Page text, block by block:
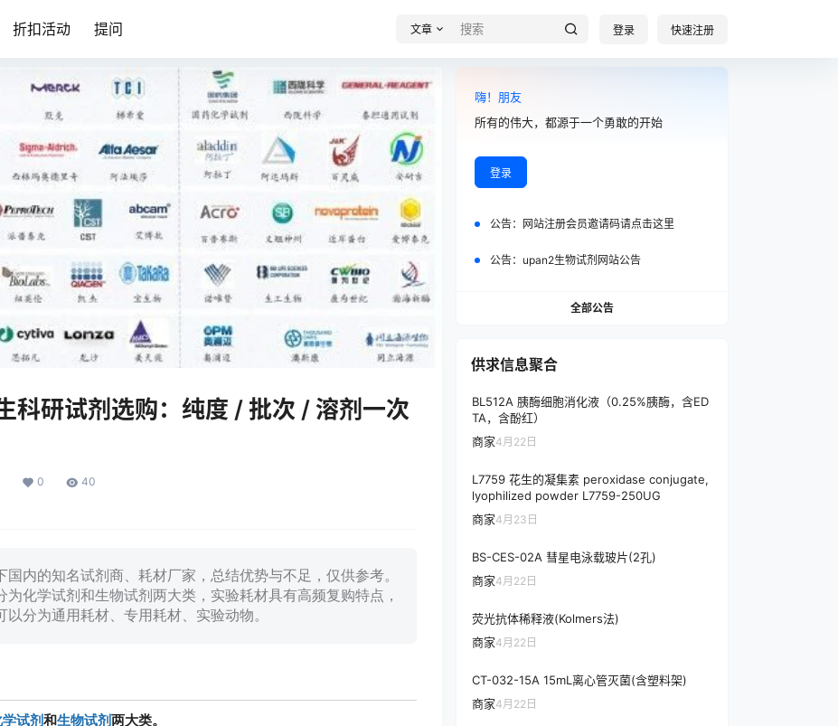
折扣活动 提问 文章 登录 快速注册
科研试剂选购：纯度 / 批次 / 溶剂一次
0 40
内的知名试剂商、耗材厂家，总结优势与不足，仅供参考。
化学试剂和生物试剂两大类，实验耗材具有高频复购特点，
分为通用耗材、专用耗材、实验动物。
试剂和生物试剂两大类。
嗨！朋友
所有的伟大，都源于一个勇敢的开始
登录
公告： 网站注册会员邀请码请点击这里
公告： upan2生物试剂网站公告
全部公告
供求信息聚合
BL512A 胰酶细胞消化液（0.25%胰酶，含ED
TA，含酚红）
商家4月22日
L7759 花生的凝集素 peroxidase conjugate,
lyophilized powder L7759-250UG
商家4月23日
BS-CES-02A 彗星电泳载玻片(2孔)
商家4月22日
荧光抗体稀释液(Kolmers法)
商家4月22日
CT-032-15A 15mL离心管灭菌(含塑料架)
商家4月22日